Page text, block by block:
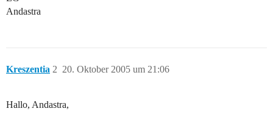
Andastra
Kreszentia 20. Oktober 2005 um 21:06
2
Hallo, Andastra,